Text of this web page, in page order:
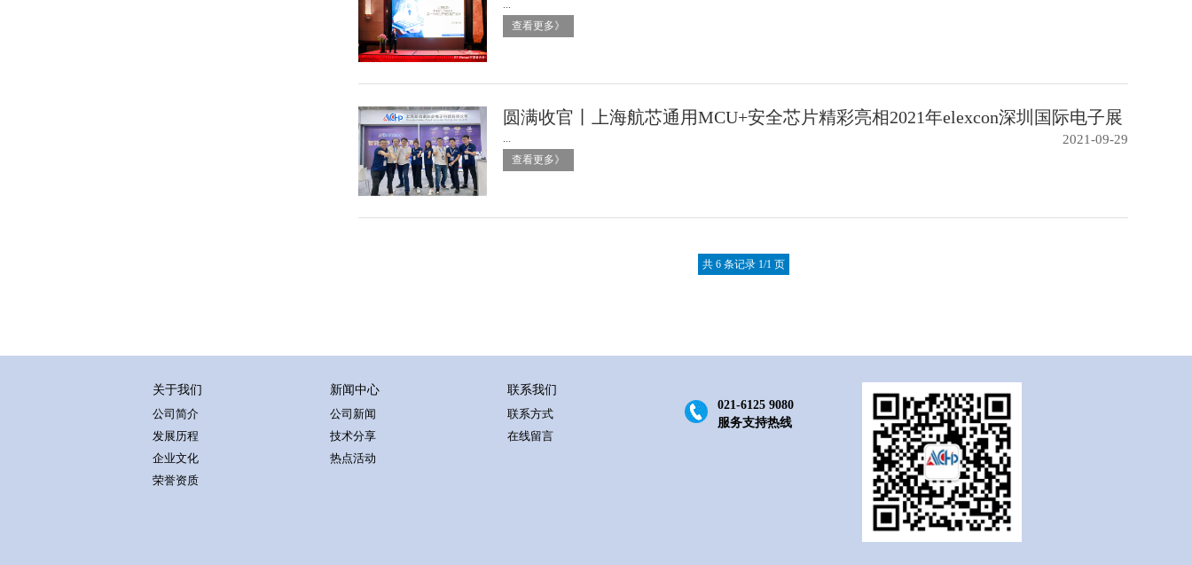
...
查看更多》
圆满收官丨上海航芯通用MCU+安全芯片精彩亮相2021年elexcon深圳国际电子展
2021-09-29
...
查看更多》
共 6 条记录 1/1 页
关于我们
公司简介
发展历程
企业文化
荣誉资质
新闻中心
公司新闻
技术分享
热点活动
联系我们
联系方式
在线留言
021-6125 9080
服务支持热线